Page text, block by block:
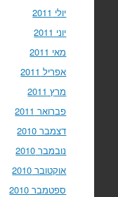
יולי 2011
יוני 2011
מאי 2011
אפריל 2011
מרץ 2011
פברואר 2011
דצמבר 2010
נובמבר 2010
אוקטובר 2010
ספטמבר 2010